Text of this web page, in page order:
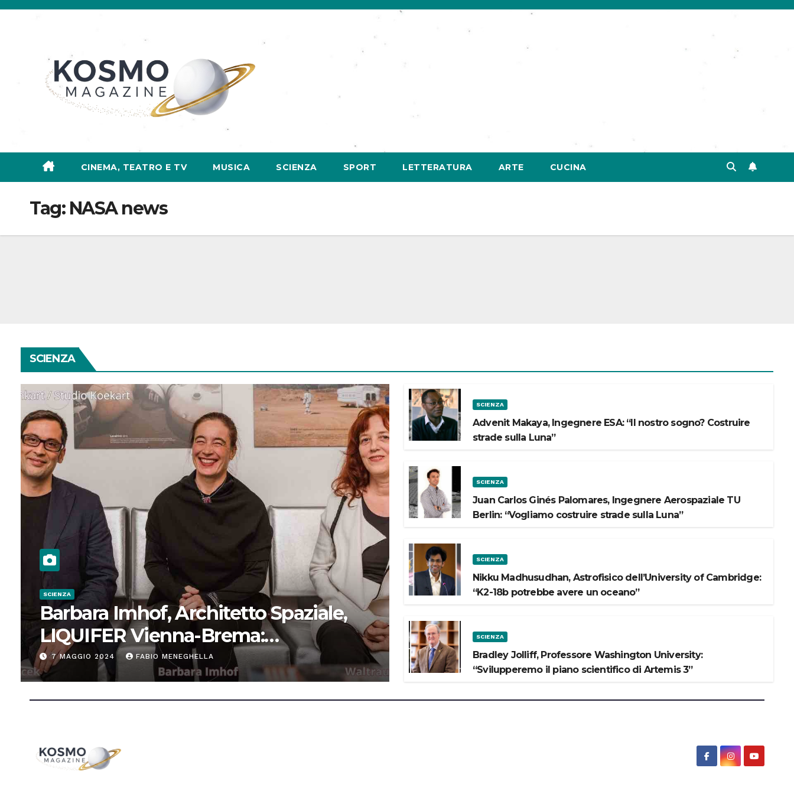
Salta
CINEMA, TEATRO E TV MUSICA SCIENZA SPORT LETTERATURA ARTE CUCINA
Tag: NASA news
SCIENZA
SCIENZA
Barbara Imhof, Architetto Spaziale,
LIQUIFER Vienna-Brema:
“Progettiamo habitat per lo Spazio”
7 MAGGIO 2024 FABIO MENEGHELLA
SCIENZA
Advenit Makaya, Ingegnere ESA: “Il nostro sogno? Costruire
strade sulla Luna”
SCIENZA
Juan Carlos Ginés Palomares, Ingegnere Aerospaziale TU
Berlin: “Vogliamo costruire strade sulla Luna”
SCIENZA
Nikku Madhusudhan, Astrofisico dell’University of Cambridge:
“K2-18b potrebbe avere un oceano”
SCIENZA
Bradley Jolliff, Professore Washington University:
“Svilupperemo il piano scientifico di Artemis 3”